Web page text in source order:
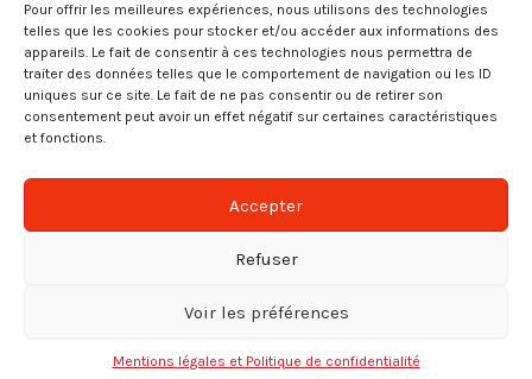
Pour offrir les meilleures expériences, nous utilisons des technologies
telles que les cookies pour stocker et/ou accéder aux informations des
appareils. Le fait de consentir à ces technologies nous permettra de
traiter des données telles que le comportement de navigation ou les ID
uniques sur ce site. Le fait de ne pas consentir ou de retirer son
consentement peut avoir un effet négatif sur certaines caractéristiques
et fonctions.
Accepter
Refuser
Voir les préférences
Mentions légales et Politique de confidentialité
inscrivons comme un vrai partenaire.Désinfection , nettoyage,
fourniture d’équipements et de consommables hygiène et propreté :
nous pouvons vous apporter notre expertise et faciliter la reprise
progressive de l’activité dans le respect des gestes barrière.
Contacts :
(zone d’intervention 64 – 40 – 33 – 32 – 65)
Mail.info@groupeapr.com
Cookies et confidentialité
Nous utilisons des cookies sur notre site web pour vous
cookies. Cependant, vous pouvez modifier votre